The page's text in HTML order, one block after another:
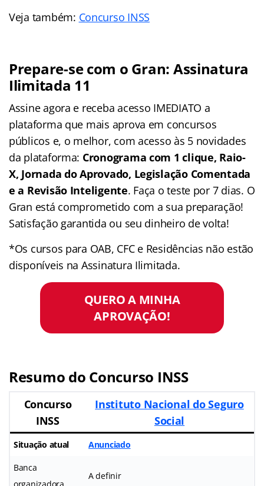
Veja também: Concurso INSS
Prepare-se com o Gran: Assinatura
Ilimitada 11
Assine agora e receba acesso IMEDIATO a
plataforma que mais aprova em concursos
públicos e, o melhor, com acesso às 5 novidades
da plataforma: Cronograma com 1 clique, Raio-
X, Jornada do Aprovado, Legislação Comentada
e a Revisão Inteligente. Faça o teste por 7 dias. O
Gran está comprometido com a sua preparação!
Satisfação garantida ou seu dinheiro de volta!
*Os cursos para OAB, CFC e Residências não estão
disponíveis na Assinatura Ilimitada.
QUERO A MINHA
APROVAÇÃO!
Resumo do Concurso INSS
Concurso
INSS
Instituto Nacional do Seguro
Social
Situação atual Anunciado
Banca
organizadora
A definir